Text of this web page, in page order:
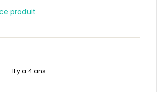
produit
Il y a 4 ans